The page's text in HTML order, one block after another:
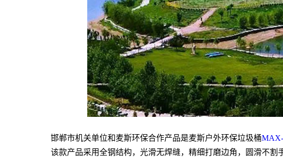
邯郸市机关单位和麦斯环保合作产品是麦斯户外环保垃圾桶
该款产品采用全钢结构，光滑无焊缝，精细打磨边角，圆滑不割